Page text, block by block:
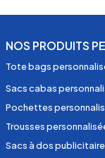
NOS PRODUITS
Tote bags
Sacs cabas
Pochettes
Trousses
Sacs à dos